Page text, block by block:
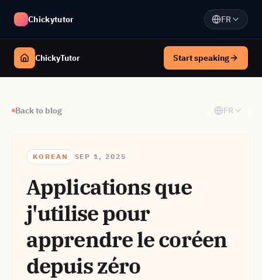
Chickytutor FR
ChickyTutor Start speaking
Back to blog FR
KOREAN SEP 1, 2025
Applications que
j'utilise pour
apprendre le coréen
depuis zéro